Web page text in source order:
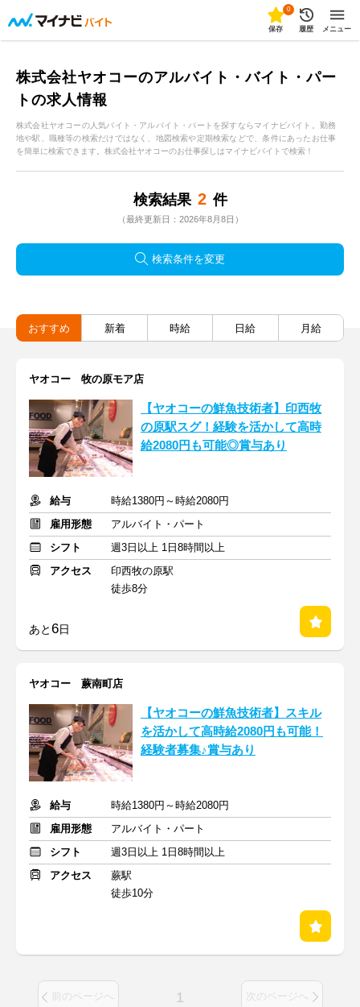
0
保存 履歴 メニュー
株式会社ヤオコーのアルバイト・バイト・パー
トの求人情報
株式会社ヤオコーの人気バイト・アルバイト・パートを探すならマイナビバイト。勤務
地や駅、職種等の検索だけではなく、地図検索や定期検索などで、条件にあったお仕事
を簡単に検索できます。株式会社ヤオコーのお仕事探しはマイナビバイトで検索！
検索結果 2 件
（最終更新日：2026年8月8日）
検索条件を変更
おすすめ 新着 時給 日給 月給
ヤオコー 牧の原モア店
【ヤオコーの鮮魚技術者】印西牧
の原駅スグ！経験を活かして高時
給2080円も可能◎賞与あり
給与
時給1380円～時給2080円
雇用形態
アルバイト・パート
シフト
週3日以上 1日8時間以上
アクセス
印西牧の原駅
徒歩8分
あと6日
ヤオコー 蕨南町店
【ヤオコーの鮮魚技術者】スキル
を活かして高時給2080円も可能！
経験者募集♪賞与あり
給与
時給1380円～時給2080円
雇用形態
アルバイト・パート
シフト
週3日以上 1日8時間以上
アクセス
蕨駅
徒歩10分
前のページへ 1 次のページへ